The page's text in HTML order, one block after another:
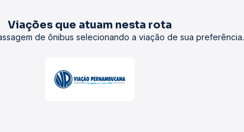
Viações que atuam nesta rota
de ônibus selecionando a viação de sua preferência.